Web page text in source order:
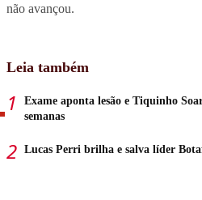
não avançou.
Leia também
Exame aponta lesão e Tiquinho
semanas
Lucas Perri brilha e salva líder